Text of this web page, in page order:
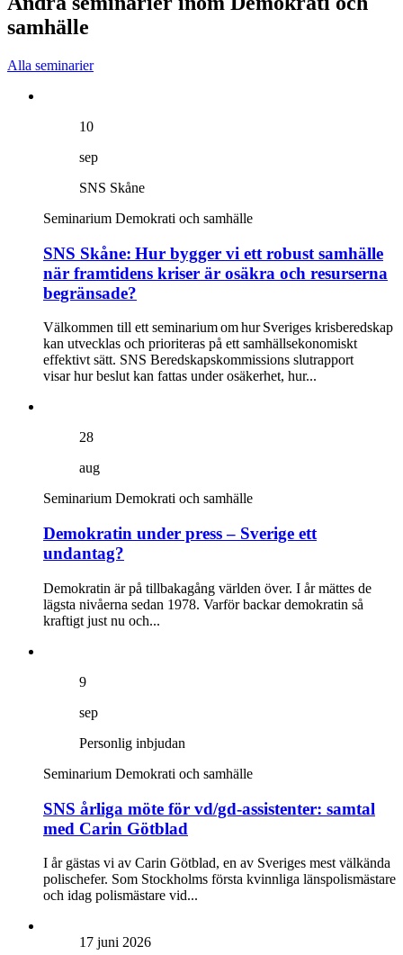
samhälle
Alla seminarier
10
sep
SNS Skåne
Seminarium Demokrati och samhälle
SNS Skåne: Hur bygger vi ett robust samhälle
när framtidens kriser är osäkra och resurserna
begränsade?
Välkommen till ett seminarium om hur Sveriges krisberedskap
kan utvecklas och prioriteras på ett samhällsekonomiskt
effektivt sätt. SNS Beredskapskommissions slutrapport
visar hur beslut kan fattas under osäkerhet, hur...
28
aug
Seminarium Demokrati och samhälle
Demokratin under press – Sverige ett
undantag?
Demokratin är på tillbakagång världen över. I år mättes de
lägsta nivåerna sedan 1978. Varför backar demokratin så
kraftigt just nu och...
9
sep
Personlig inbjudan
Seminarium Demokrati och samhälle
SNS årliga möte för vd/gd-assistenter: samtal
med Carin Götblad
I år gästas vi av Carin Götblad, en av Sveriges mest välkända
polischefer. Som Stockholms första kvinnliga länspolismästare
och idag polismästare vid...
17 juni 2026